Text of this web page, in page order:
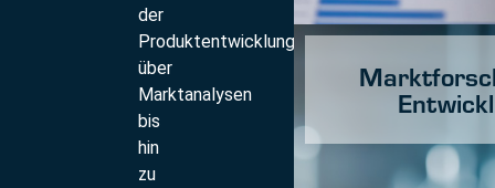
der
Produktentwicklung
über
Marktanalysen
bis
hin
zu